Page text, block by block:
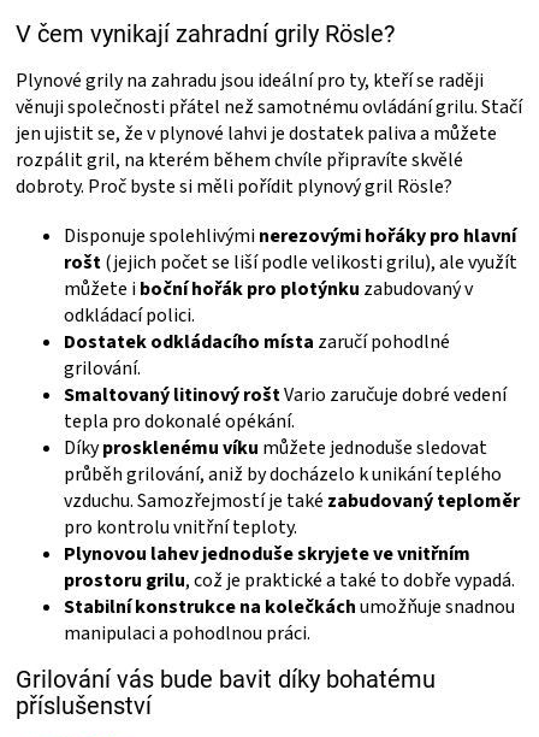
u
V čem vynikají zahradní grily Rösle?
Plynové grily na zahradu jsou ideální pro ty, kteří se raději
věnuji společnosti přátel než samotnému ovládání grilu. Stačí
jen ujistit se, že v plynové lahvi je dostatek paliva a můžete
rozpálit gril, na kterém během chvíle připravíte skvělé
dobroty. Proč byste si měli pořídit plynový gril Rösle?
Disponuje spolehlivýminerezovými hořáky pro hlavní
rošt(jejich počet se liší podle velikosti grilu), ale využít
můžete iboční hořák pro plotýnku zabudovaný v
odkládací polici.
Dostatek odkládacího místa zaručí pohodlné
grilování.
Smaltovaný litinový roštVario zaručuje dobré vedení
tepla pro dokonalé opékání.
Díkyprosklenému víku můžete jednoduše sledovat
průběh grilování, aniž by docházelo k unikání teplého
vzduchu. Samozřejmostí je také zabudovaný teploměr
pro kontrolu vnitřní teploty.
Plynovou lahev jednoduše skryjete ve vnitřním
prostoru grilu, což je praktické a také to dobře vypadá.
Stabilní konstrukce na kolečkáchumožňuje snadnou
manipulaci a pohodlnou práci.
Grilování vás bude bavit díky bohatému
příslušenství